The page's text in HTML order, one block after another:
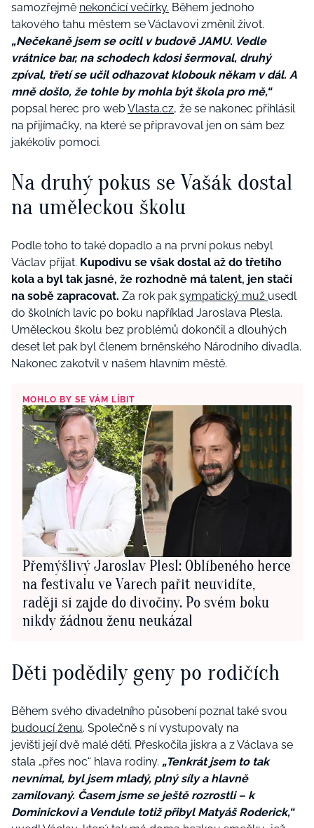
samozřejmě nekončící večírky. Během jednoho
takového tahu městem se Václavovi změnil život.
„Nečekaně jsem se ocitl v budově JAMU. Vedle
vrátnice bar, na schodech kdosi šermoval, druhý
zpíval, třetí se učil odhazovat klobouk někam v dál. A
mně došlo, že tohle by mohla být škola pro mě,“
popsal herec pro webVlasta.cz, že se nakonec přihlásil
na přijímačky, na které se připravoval jen on sám bez
jakékoliv pomoci.
Na druhý pokus se Vašák dostal
na uměleckou školu
Podle toho to také dopadlo a na první pokus nebyl
Václav přijat. Kupodivu se však dostal až do třetího
kola a byl tak jasné, že rozhodně má talent, jen stačí
na sobě zapracovat. Za rok pak sympatický muž usedl
do školních lavic po boku například Jaroslava Plesla.
Uměleckou školu bez problémů dokončil a dlouhých
deset let pak byl členem brněnského Národního divadla.
Nakonec zakotvil v našem hlavním městě.
MOHLO BY SE VÁM LÍBIT
Přemýšlivý Jaroslav Plesl: Oblíbeného herce
na festivalu ve Varech pařit neuvidíte,
raději si zajde do divočiny. Po svém boku
nikdy žádnou ženu neukázal
Děti podědily geny po rodičích
Během svého divadelního působení poznal také svou
budoucí ženu. Společně s ní vystupovaly na
jevišti její dvě malé děti. Přeskočila jiskra a z Václava se
stala „přes noc“ hlava rodiny. „Tenkrát jsem to tak
nevnímal, byl jsem mladý, plný síly a hlavně
zamilovaný. Časem jsme se ještě rozrostli – k
Dominickovi a Vendule totiž přibyl Matyáš Roderick,“